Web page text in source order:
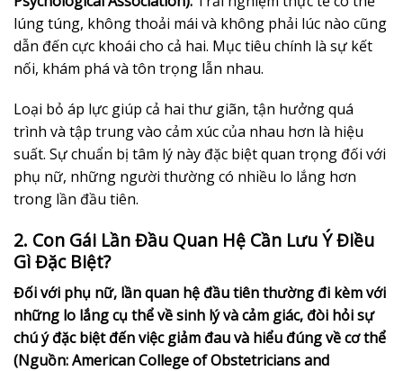
lúng túng, không thoải mái và không phải lúc nào cũng
dẫn đến cực khoái cho cả hai. Mục tiêu chính là sự kết
nối, khám phá và tôn trọng lẫn nhau.
Loại bỏ áp lực giúp cả hai thư giãn, tận hưởng quá
trình và tập trung vào cảm xúc của nhau hơn là hiệu
suất. Sự chuẩn bị tâm lý này đặc biệt quan trọng đối với
phụ nữ, những người thường có nhiều lo lắng hơn
trong lần đầu tiên.
2. Con Gái Lần Đầu Quan Hệ Cần Lưu Ý Điều
Gì Đặc Biệt?
Đối với phụ nữ, lần quan hệ đầu tiên thường đi kèm với
những lo lắng cụ thể về sinh lý và cảm giác, đòi hỏi sự
chú ý đặc biệt đến việc giảm đau và hiểu đúng về cơ thể
(Nguồn: American College of Obstetricians and